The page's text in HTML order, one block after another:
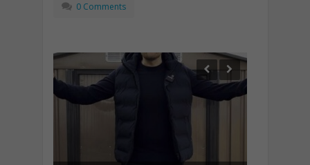
0 Comments